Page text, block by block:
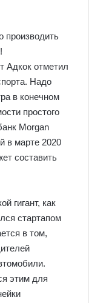
Адкок отметил
Надо
в конечном
простого
Morgan
в марте 2020
составить
гигант, как
стартапом
в том,
этим для